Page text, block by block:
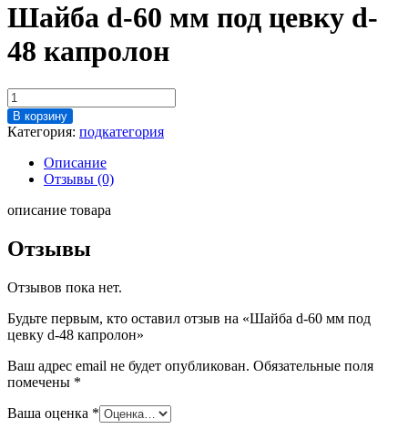
Шайба d-60 мм под цевку d-
48 капролон
Количество
товара
Шайба
цевку
48
капролон
В корзину
Категория: подкатегория
Описание
Отзывы (0)
описание товара
Отзывы
Отзывов пока нет.
Будьте первым, кто оставил отзыв на «Шайба d-60 мм под
цевку d-48 капролон»
Ваш адрес email не будет опубликован. Обязательные поля
помечены *
Ваша оценка *